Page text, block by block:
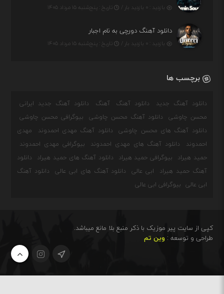
بازدید : ۰ بازدید بار / تاریخ : پنج‌شنبه ۱۵ مرداد ۱۴۰۵
دانلود آهنگ دورچی به نام اجبار
بازدید : ۰ بازدید بار / تاریخ : پنج‌شنبه ۱۵ مرداد ۱۴۰۵
برچسب ها
دانلود آهنگ جدید دانلود آهنگ آهنگ
دانلود آهنگ جدید ایرانی
محسن چاوشی
دانلود آهنگ محسن چاوشی
بیوگرافی محسن چاوشی
دانلود آهنگ های محسن چاوشی
دانلود آهنگ مهدی احمدوند
مهدی
احمدوند
دانلود آهنگ های مهدی احمدوند
بیوگرافی مهدی احمدوند
حمید هیراد
بیوگرافی حمید هیراد دانلود آهنگ های حمید هیراد
دانلود
آهنگ حمید هیراد
ابی عالی دانلود آهنگ های ابی عالی
دانلود آهنگ
ابی عالی
بیوگرافی ابی عالی
کپی از سایت پیر موزیک با ذکر منبع بلا مانع میباشد.
طراحی و توسعه :وین تم